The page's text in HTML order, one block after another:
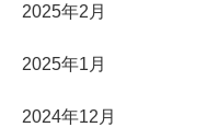
2025年2月
2025年1月
2024年12月